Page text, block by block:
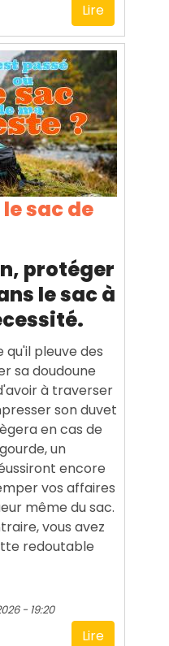
Lire
sac de
protéger
le sac à
pleuve des
sa doudoune
à traverser
son duvet
en cas de
un
encore
vos affaires
même du sac.
vous avez
redoutable
- 19:20
Lire